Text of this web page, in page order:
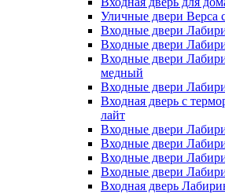
Уличные двери Верса
Входные двери
Входные двери
Входные двери
медный
Входные двери
Входная дверь с
лайт
Входные двери
Входные двери
Входные двери
Входные двери
Входная дверь